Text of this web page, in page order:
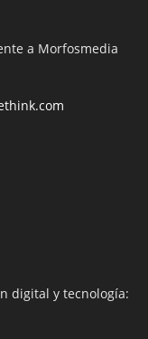
a Morfosmedia
digital y tecnología: